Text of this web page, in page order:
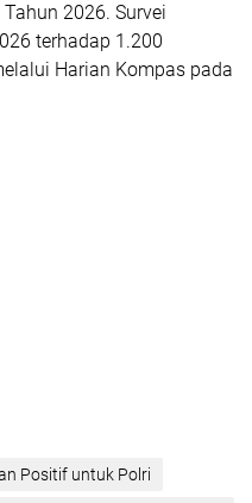
2026. Survei
terhadap 1.200
Harian Kompas pada
Positif untuk Polri‎